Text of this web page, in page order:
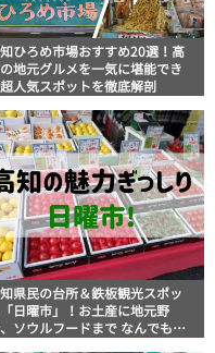
ひろめ市場おすすめ20選！高
地元グルメを一気に堪能でき
人気スポットを徹底解剖
県民の台所＆鉄板観光スポッ
「日曜市」！お土産に地元野
ソウルフードまで なんでもそ